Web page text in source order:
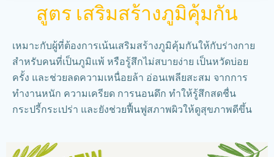
สูตร เสริมสร้างภูมิคุ้มกัน
เหมาะกับผู้ที่ต้องการเน้นเสริมสร้างภูมิคุ้มกันให้กับร่างกาย
สำหรับคนที่เป็นภูมิแพ้ หรือรู้สึกไม่สบายง่าย เป็นหวัดบ่อย
ครั้ง และช่วยลดความเหนื่อยล้า อ่อนเพลียสะสม จากการ
ทำงานหนัก ความเครียด การนอนดึก ทำให้รู้สึกสดชื่น
กระปรี้กระเปร่า และยังช่วยฟื้นฟูสภาพผิวให้ดูสุขภาพดีขึ้น